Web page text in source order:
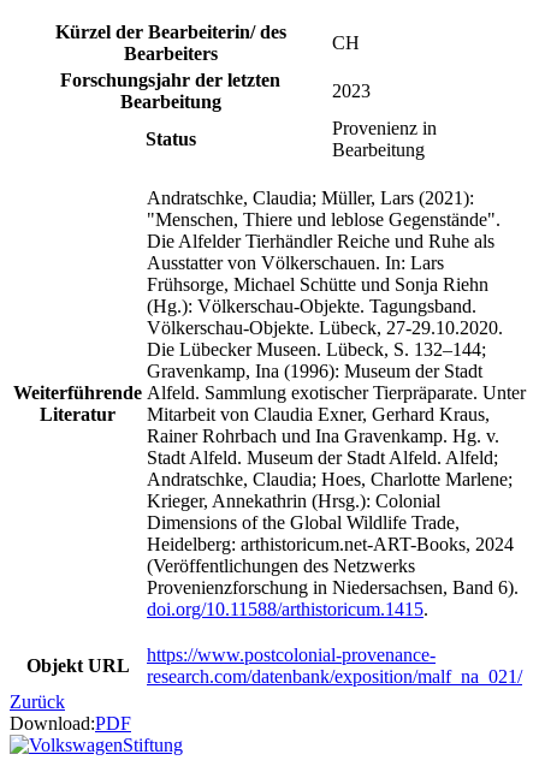
Kürzel der Bearbeiterin/ des
Bearbeiters
CH
Forschungsjahr der letzten
Bearbeitung
2023
Status
Provenienz in
Bearbeitung
Weiterführende
Literatur
Andratschke, Claudia; Müller, Lars (2021):
"Menschen, Thiere und leblose Gegenstände".
Die Alfelder Tierhändler Reiche und Ruhe als
Ausstatter von Völkerschauen. In: Lars
Frühsorge, Michael Schütte und Sonja Riehn
(Hg.): Völkerschau-Objekte. Tagungsband.
Völkerschau-Objekte. Lübeck, 27-29.10.2020.
Die Lübecker Museen. Lübeck, S. 132–144;
Gravenkamp, Ina (1996): Museum der Stadt
Alfeld. Sammlung exotischer Tierpräparate. Unter
Mitarbeit von Claudia Exner, Gerhard Kraus,
Rainer Rohrbach und Ina Gravenkamp. Hg. v.
Stadt Alfeld. Museum der Stadt Alfeld. Alfeld;
Andratschke, Claudia; Hoes, Charlotte Marlene;
Krieger, Annekathrin (Hrsg.): Colonial
Dimensions of the Global Wildlife Trade,
Heidelberg: arthistoricum.net-ART-Books, 2024
(Veröffentlichungen des Netzwerks
Provenienzforschung in Niedersachsen, Band 6).
doi.org/10.11588/arthistoricum.1415.
Objekt URL
https://www.postcolonial-provenance-
research.com/datenbank/exposition/malf_na_021/
Zurück
Download:PDF